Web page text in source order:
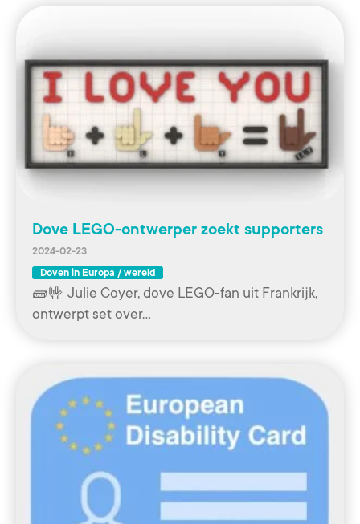
Dove LEGO-ontwerper zoekt supporters
2024-02-23
Doven in Europa / wereld
🧱🤟 Julie Coyer, dove LEGO-fan uit Frankrijk,
ontwerpt set over…